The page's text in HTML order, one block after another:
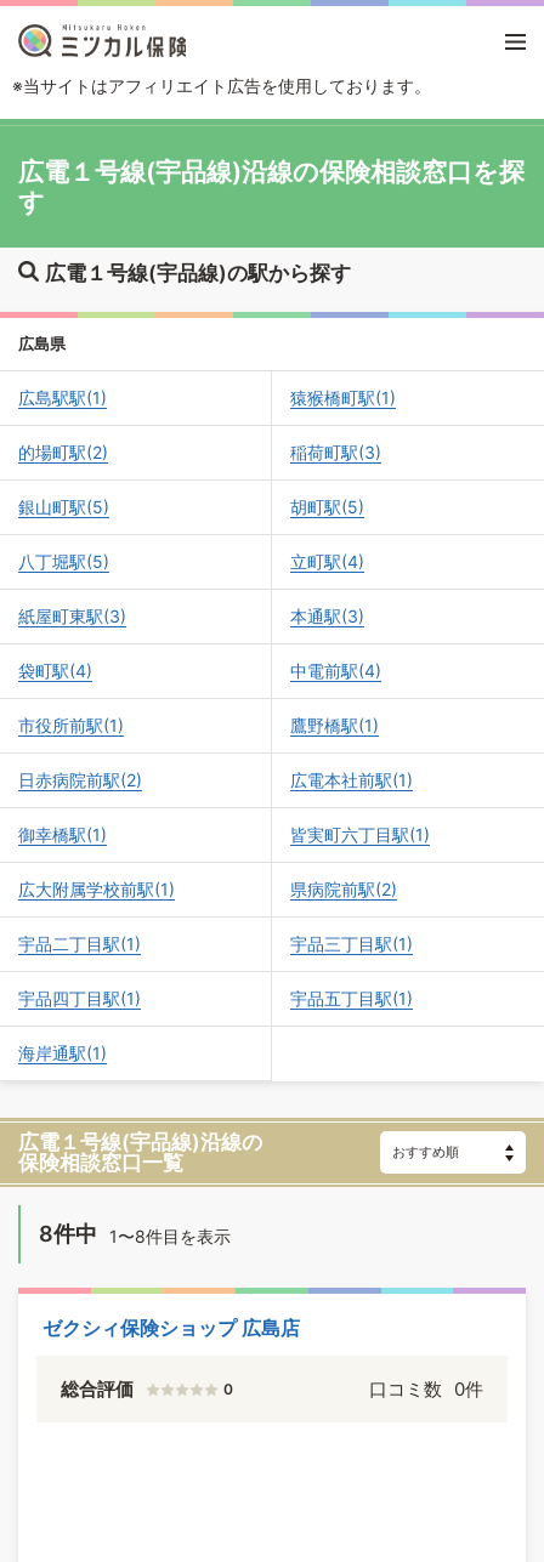
※当サイトはアフィリエイト広告を使用しております。
広電１号線(宇品線)
広電１号線(宇品線)沿線の保険相談窓口を探
す
広電１号線(宇品線)の駅から探す
広島県
広島駅駅(1) 猿猴橋町駅(1)
的場町駅(2) 稲荷町駅(3)
銀山町駅(5) 胡町駅(5)
八丁堀駅(5) 立町駅(4)
紙屋町東駅(3) 本通駅(3)
袋町駅(4) 中電前駅(4)
市役所前駅(1) 鷹野橋駅(1)
日赤病院前駅(2) 広電本社前駅(1)
御幸橋駅(1) 皆実町六丁目駅(1)
広大附属学校前駅(1) 県病院前駅(2)
宇品二丁目駅(1) 宇品三丁目駅(1)
宇品四丁目駅(1) 宇品五丁目駅(1)
海岸通駅(1)
広電１号線(宇品線)沿線の
保険相談窓口一覧
8件中 1〜8件目を表示
ゼクシィ保険ショップ 広島店
総合評価 0 口コミ数 0件